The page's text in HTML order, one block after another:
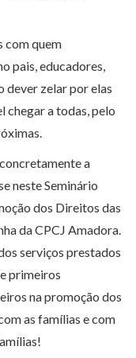
com quem
pais, educadores,
dever zelar por elas
chegar a todas, pelo
a
neste Seminário
dos Direitos das
da CPCJ Amadora.
serviços prestados
primeiros
na promoção dos
as famílias e com